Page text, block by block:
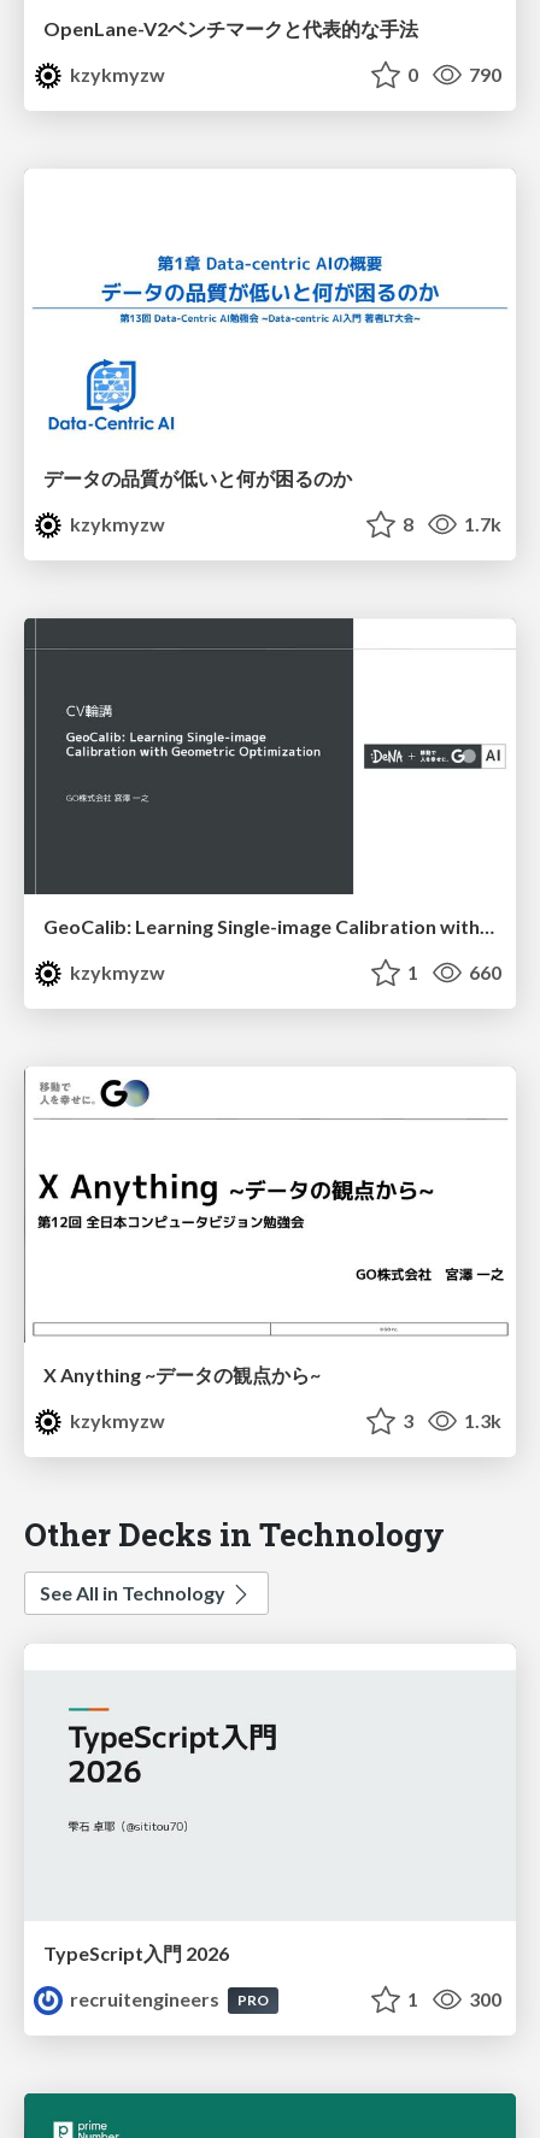
OpenLane-V2ベンチマークと代表的な手法
kzykmyzw
0 790
データの品質が低いと何が困るのか
kzykmyzw
8 1.7k
GeoCalib: Learning Single-image Calibration with Geometric Optimization
kzykmyzw
1 660
X Anything ~データの観点から~
kzykmyzw
3 1.3k
Other Decks in Technology
See All in Technology
TypeScript入門 2026
recruitengineers
PRO 1 300